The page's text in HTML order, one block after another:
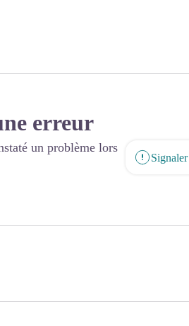
erreur
un problème lors
Signaler